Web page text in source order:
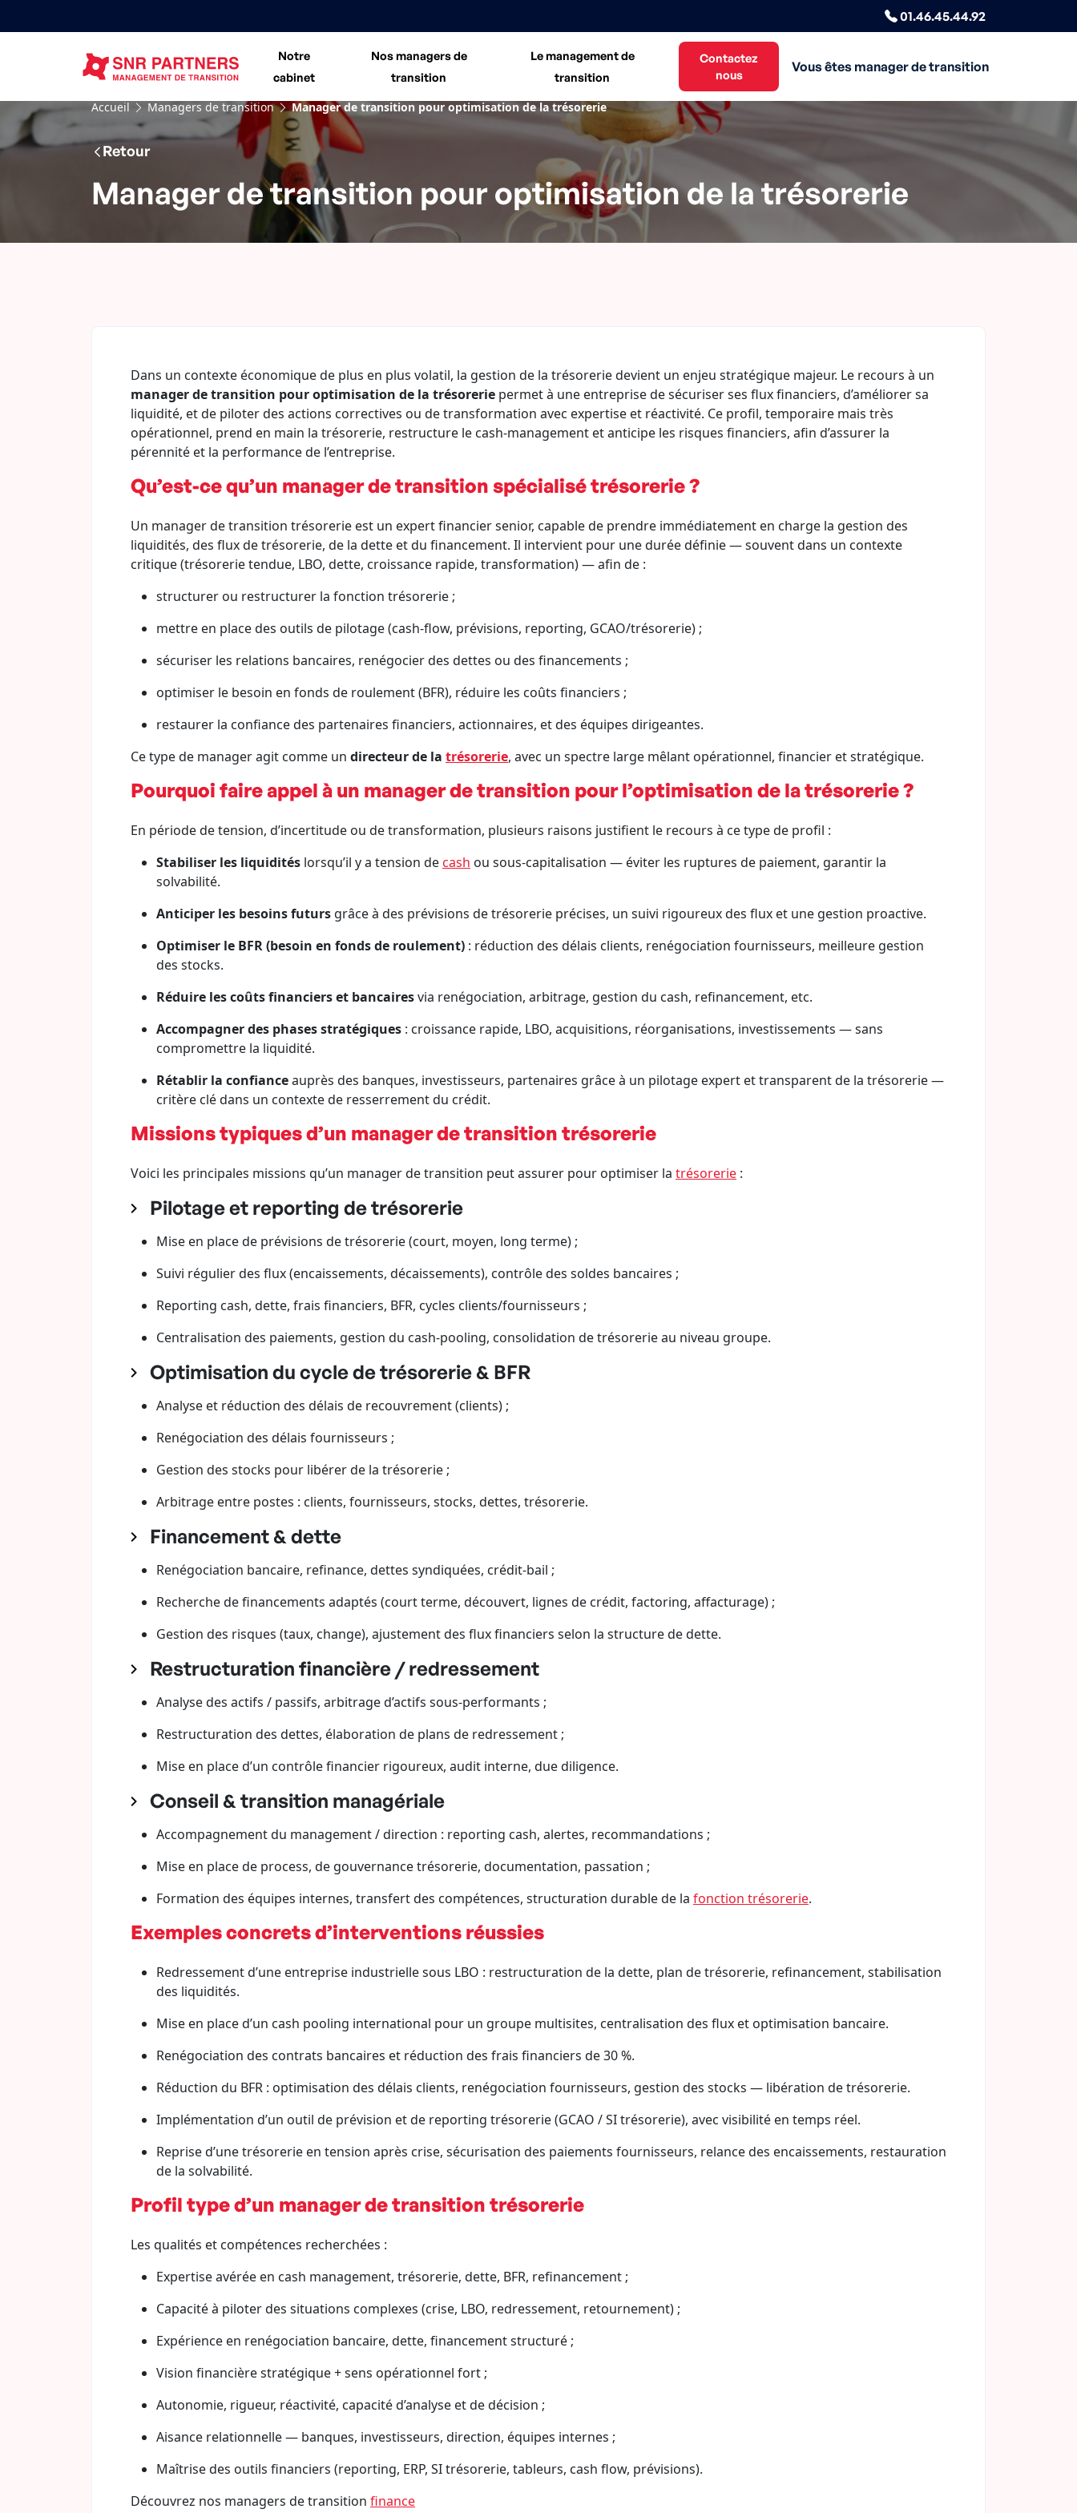
01.46.45.44.92
Notre
cabinet
Nos managers de
transition
Le management de
transition
Contactez
nous
Vous êtes manager de transition
Accueil Managers de transition Manager de transition pour optimisation de la trésorerie
Retour
Manager de transition pour optimisation de la trésorerie
Dans un contexte économique de plus en plus volatil, la gestion de la trésorerie devient un enjeu stratégique majeur. Le recours à un
manager de transition pour optimisation de la trésorerie permet à une entreprise de sécuriser ses flux financiers, d’améliorer sa
liquidité, et de piloter des actions correctives ou de transformation avec expertise et réactivité. Ce profil, temporaire mais très
opérationnel, prend en main la trésorerie, restructure le cash-management et anticipe les risques financiers, afin d’assurer la
pérennité et la performance de l’entreprise.
Qu’est-ce qu’un manager de transition spécialisé trésorerie ?
Un manager de transition trésorerie est un expert financier senior, capable de prendre immédiatement en charge la gestion des
liquidités, des flux de trésorerie, de la dette et du financement. Il intervient pour une durée définie — souvent dans un contexte
critique (trésorerie tendue, LBO, dette, croissance rapide, transformation) — afin de :
structurer ou restructurer la fonction trésorerie ;
mettre en place des outils de pilotage (cash-flow, prévisions, reporting, GCAO/trésorerie) ;
sécuriser les relations bancaires, renégocier des dettes ou des financements ;
optimiser le besoin en fonds de roulement (BFR), réduire les coûts financiers ;
restaurer la confiance des partenaires financiers, actionnaires, et des équipes dirigeantes.
Ce type de manager agit comme un directeur de la trésorerie, avec un spectre large mêlant opérationnel, financier et stratégique.
Pourquoi faire appel à un manager de transition pour l’optimisation de la trésorerie ?
En période de tension, d’incertitude ou de transformation, plusieurs raisons justifient le recours à ce type de profil :
Stabiliser les liquidités lorsqu’il y a tension decash ou sous-capitalisation — éviter les ruptures de paiement, garantir la
solvabilité.
Anticiper les besoins futurs grâce à des prévisions de trésorerie précises, un suivi rigoureux des flux et une gestion proactive.
Optimiser le BFR (besoin en fonds de roulement) : réduction des délais clients, renégociation fournisseurs, meilleure gestion
des stocks.
Réduire les coûts financiers et bancairesvia renégociation, arbitrage, gestion du cash, refinancement, etc.
Accompagner des phases stratégiques : croissance rapide, LBO, acquisitions, réorganisations, investissements — sans
compromettre la liquidité.
Rétablir la confianceauprès des banques, investisseurs, partenaires grâce à un pilotage expert et transparent de la trésorerie —
critère clé dans un contexte de resserrement du crédit.
Missions typiques d’un manager de transition trésorerie
Voici les principales missions qu’un manager de transition peut assurer pour optimiser la trésorerie :
Pilotage et reporting de trésorerie
Mise en place de prévisions de trésorerie (court, moyen, long terme) ;
Suivi régulier des flux (encaissements, décaissements), contrôle des soldes bancaires ;
Reporting cash, dette, frais financiers, BFR, cycles clients/fournisseurs ;
Centralisation des paiements, gestion du cash-pooling, consolidation de trésorerie au niveau groupe.
Optimisation du cycle de trésorerie & BFR
Analyse et réduction des délais de recouvrement (clients) ;
Renégociation des délais fournisseurs ;
Gestion des stocks pour libérer de la trésorerie ;
Arbitrage entre postes : clients, fournisseurs, stocks, dettes, trésorerie.
Financement & dette
Renégociation bancaire, refinance, dettes syndiquées, crédit-bail ;
Recherche de financements adaptés (court terme, découvert, lignes de crédit, factoring, affacturage) ;
Gestion des risques (taux, change), ajustement des flux financiers selon la structure de dette.
Restructuration financière / redressement
Analyse des actifs / passifs, arbitrage d’actifs sous-performants ;
Restructuration des dettes, élaboration de plans de redressement ;
Mise en place d’un contrôle financier rigoureux, audit interne, due diligence.
Conseil & transition managériale
Accompagnement du management / direction : reporting cash, alertes, recommandations ;
Mise en place de process, de gouvernance trésorerie, documentation, passation ;
Formation des équipes internes, transfert des compétences, structuration durable de la fonction trésorerie.
Exemples concrets d’interventions réussies
Redressement d’une entreprise industrielle sous LBO : restructuration de la dette, plan de trésorerie, refinancement, stabilisation
des liquidités.
Mise en place d’un cash pooling international pour un groupe multisites, centralisation des flux et optimisation bancaire.
Renégociation des contrats bancaires et réduction des frais financiers de 30 %.
Réduction du BFR : optimisation des délais clients, renégociation fournisseurs, gestion des stocks — libération de trésorerie.
Implémentation d’un outil de prévision et de reporting trésorerie (GCAO / SI trésorerie), avec visibilité en temps réel.
Reprise d’une trésorerie en tension après crise, sécurisation des paiements fournisseurs, relance des encaissements, restauration
de la solvabilité.
Profil type d’un manager de transition trésorerie
Les qualités et compétences recherchées :
Expertise avérée en cash management, trésorerie, dette, BFR, refinancement ;
Capacité à piloter des situations complexes (crise, LBO, redressement, retournement) ;
Expérience en renégociation bancaire, dette, financement structuré ;
Vision financière stratégique + sens opérationnel fort ;
Autonomie, rigueur, réactivité, capacité d’analyse et de décision ;
Aisance relationnelle — banques, investisseurs, direction, équipes internes ;
Maîtrise des outils financiers (reporting, ERP, SI trésorerie, tableurs, cash flow, prévisions).
Découvrez nos managers de transition finance